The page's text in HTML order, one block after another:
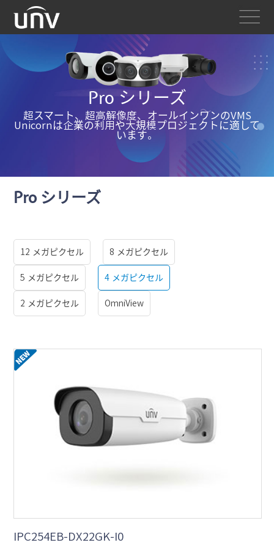
Pro シリーズ
超スマート、超高解像度、オールインワンのVMS
Unicornは企業の利用や大規模プロジェクトに適して
います。
Pro シリーズ
12 メガピクセル 8 メガピクセル
5 メガピクセル 4 メガピクセル
2 メガピクセル OmniView
IPC254EB-DX22GK-I0